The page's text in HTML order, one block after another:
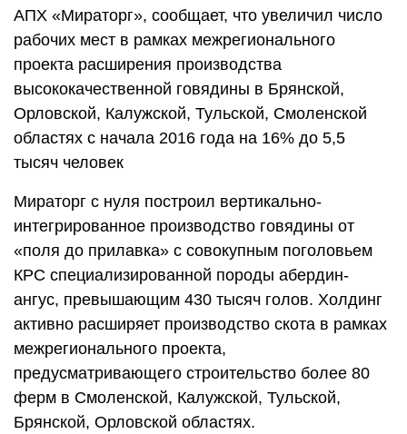
АПХ «Мираторг», сообщает, что увеличил число
рабочих мест в рамках межрегионального
проекта расширения производства
высококачественной говядины в Брянской,
Орловской, Калужской, Тульской, Смоленской
областях с начала 2016 года на 16% до 5,5
тысяч человек
Мираторг с нуля построил вертикально-
интегрированное производство говядины от
«поля до прилавка» с совокупным поголовьем
КРС специализированной породы абердин-
ангус, превышающим 430 тысяч голов. Холдинг
активно расширяет производство скота в рамках
межрегионального проекта,
предусматривающего строительство более 80
ферм в Смоленской, Калужской, Тульской,
Брянской, Орловской областях.